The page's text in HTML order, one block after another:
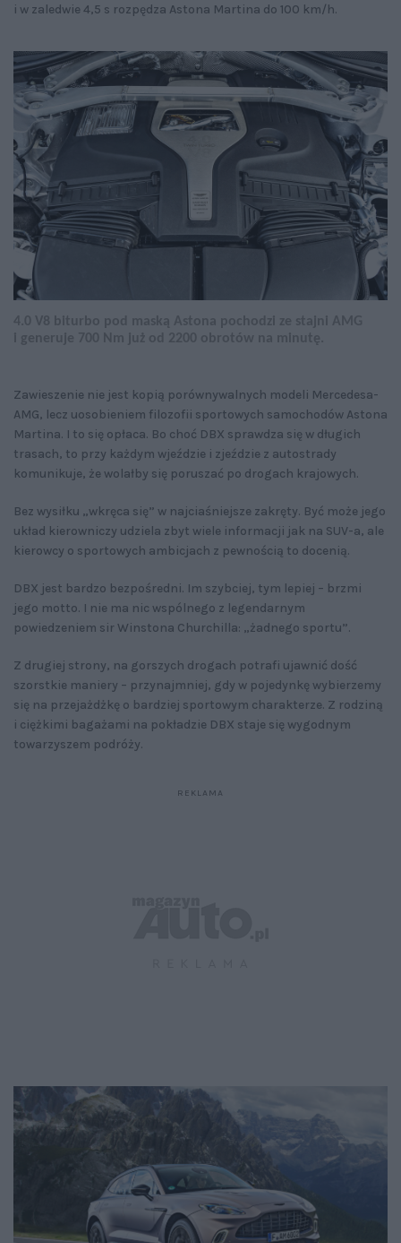
i w zaledwie 4,5 s rozpędza Astona Martina do 100 km/h.
Zawieszenie nie jest kopią porównywalnych modeli Mercedesa-
AMG, lecz uosobieniem filozofii sportowych samochodów Astona
Martina. I to się opłaca. Bo choć DBX sprawdza się w długich
trasach, to przy każdym wjeździe i zjeździe z autostrady
komunikuje, że wolałby się poruszać po drogach krajowych.
Bez wysiłku „wkręca się” w najciaśniejsze zakręty. Być może jego
układ kierowniczy udziela zbyt wiele informacji jak na SUV-a, ale
kierowcy o sportowych ambicjach z pewnością to docenią.
DBX jest bardzo bezpośredni. Im szybciej, tym lepiej – brzmi
jego motto. I nie ma nic wspólnego z legendarnym
powiedzeniem sir Winstona Churchilla: „żadnego sportu”.
Z drugiej strony, na gorszych drogach potrafi ujawnić dość
szorstkie maniery – przynajmniej, gdy w pojedynkę wybierzemy
się na przejażdżkę o bardziej sportowym charakterze. Z rodziną
i ciężkimi bagażami na pokładzie DBX staje się wygodnym
towarzyszem podróży.